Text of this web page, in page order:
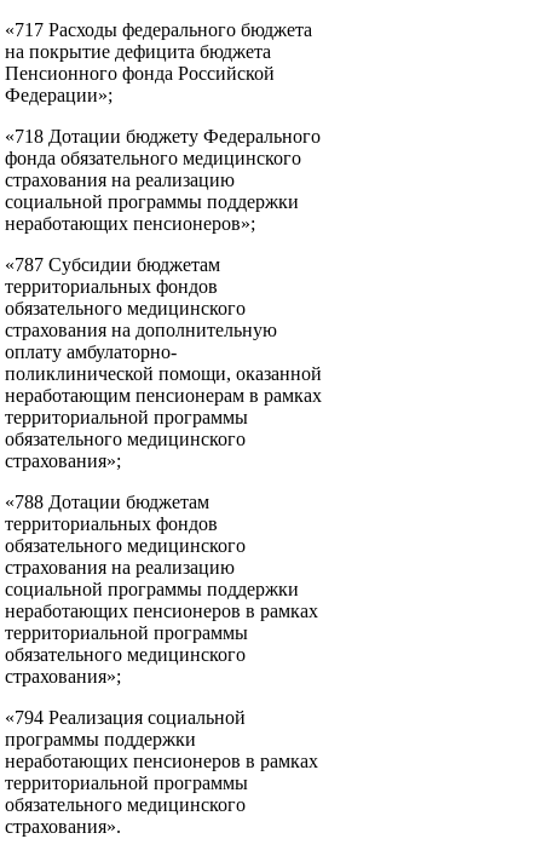
«717 Расходы федерального бюджета
на покрытие дефицита бюджета
Пенсионного фонда Российской
Федерации»;
«718 Дотации бюджету Федерального
фонда обязательного медицинского
страхования на реализацию
социальной программы поддержки
неработающих пенсионеров»;
«787 Субсидии бюджетам
территориальных фондов
обязательного медицинского
страхования на дополнительную
оплату амбулаторно-
поликлинической помощи, оказанной
неработающим пенсионерам в рамках
территориальной программы
обязательного медицинского
страхования»;
«788 Дотации бюджетам
территориальных фондов
обязательного медицинского
страхования на реализацию
социальной программы поддержки
неработающих пенсионеров в рамках
территориальной программы
обязательного медицинского
страхования»;
«794 Реализация социальной
программы поддержки
неработающих пенсионеров в рамках
территориальной программы
обязательного медицинского
страхования».